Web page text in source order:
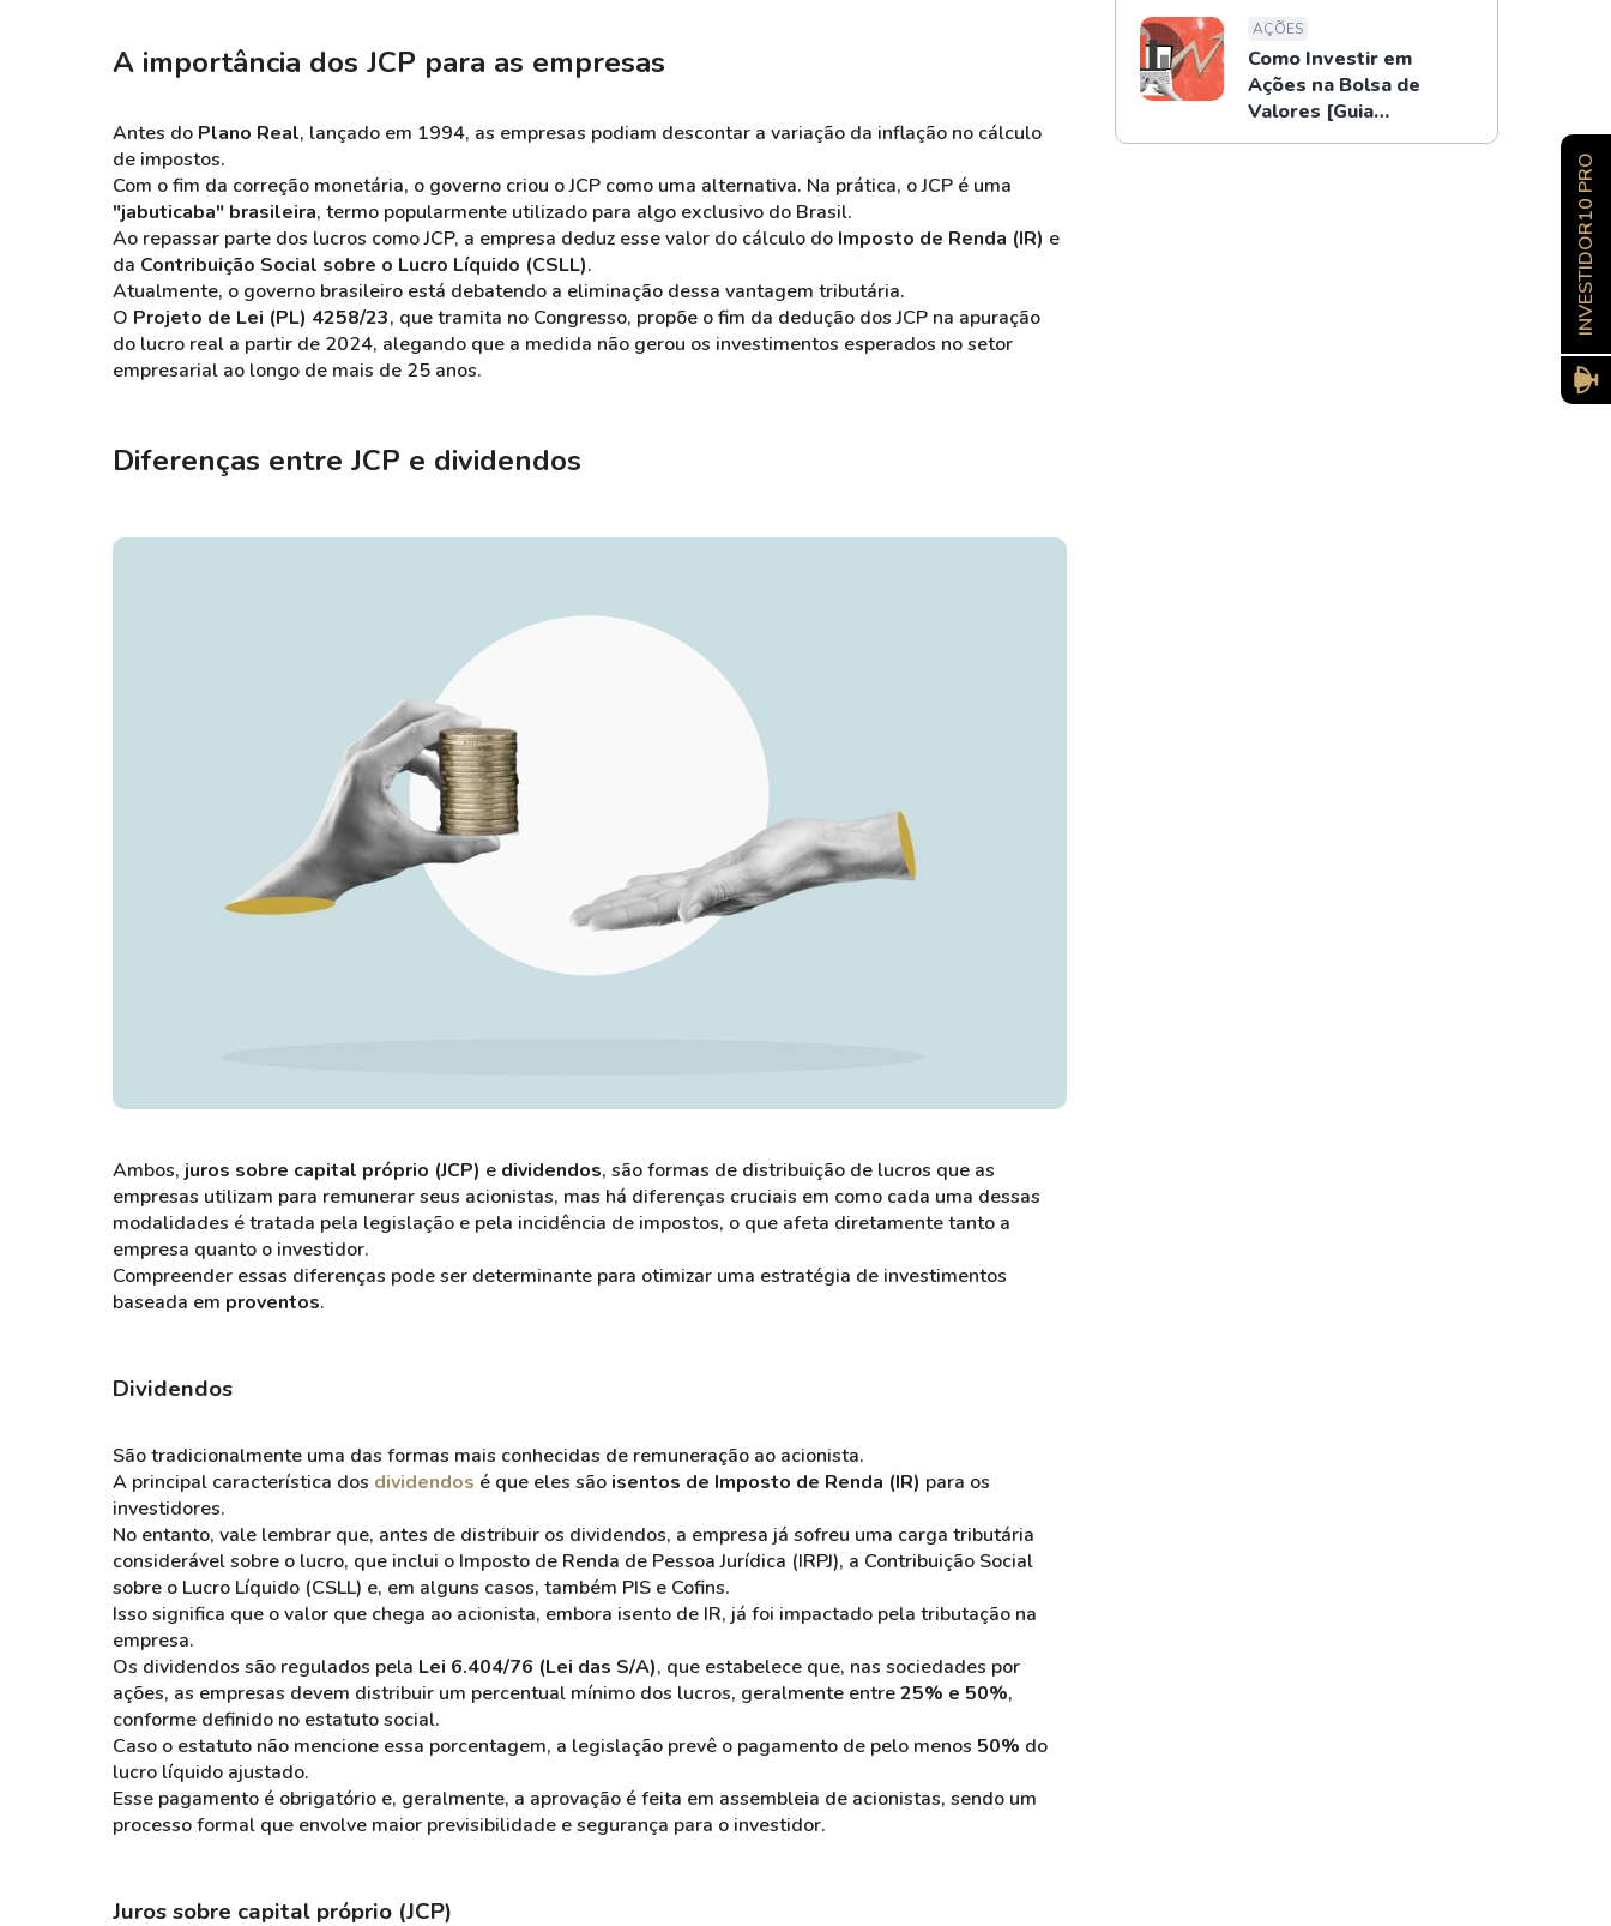
A importância dos JCP para as empresas
Antes do Plano Real, lançado em 1994, as empresas podiam descontar a variação da inflação no cálculo
de impostos.
Com o fim da correção monetária, o governo criou o JCP como uma alternativa. Na prática, o JCP é uma
"jabuticaba" brasileira, termo popularmente utilizado para algo exclusivo do Brasil.
Ao repassar parte dos lucros como JCP, a empresa deduz esse valor do cálculo do Imposto de Renda (IR) e
da Contribuição Social sobre o Lucro Líquido (CSLL).
Atualmente, o governo brasileiro está debatendo a eliminação dessa vantagem tributária.
O Projeto de Lei (PL) 4258/23, que tramita no Congresso, propõe o fim da dedução dos JCP na apuração
do lucro real a partir de 2024, alegando que a medida não gerou os investimentos esperados no setor
empresarial ao longo de mais de 25 anos.
Diferenças entre JCP e dividendos
Ambos, juros sobre capital próprio (JCP) e dividendos, são formas de distribuição de lucros que as
empresas utilizam para remunerar seus acionistas, mas há diferenças cruciais em como cada uma dessas
modalidades é tratada pela legislação e pela incidência de impostos, o que afeta diretamente tanto a
empresa quanto o investidor.
Compreender essas diferenças pode ser determinante para otimizar uma estratégia de investimentos
baseada em proventos.
Dividendos
São tradicionalmente uma das formas mais conhecidas de remuneração ao acionista.
A principal característica dos dividendos é que eles são isentos de Imposto de Renda (IR) para os
investidores.
No entanto, vale lembrar que, antes de distribuir os dividendos, a empresa já sofreu uma carga tributária
considerável sobre o lucro, que inclui o Imposto de Renda de Pessoa Jurídica (IRPJ), a Contribuição Social
sobre o Lucro Líquido (CSLL) e, em alguns casos, também PIS e Cofins.
Isso significa que o valor que chega ao acionista, embora isento de IR, já foi impactado pela tributação na
empresa.
Os dividendos são regulados pela Lei 6.404/76 (Lei das S/A), que estabelece que, nas sociedades por
ações, as empresas devem distribuir um percentual mínimo dos lucros, geralmente entre25% e 50%,
conforme definido no estatuto social.
Caso o estatuto não mencione essa porcentagem, a legislação prevê o pagamento de pelo menos 50% do
lucro líquido ajustado.
Esse pagamento é obrigatório e, geralmente, a aprovação é feita em assembleia de acionistas, sendo um
processo formal que envolve maior previsibilidade e segurança para o investidor.
Juros sobre capital próprio (JCP)
AÇÕES
Como Investir em
Ações na Bolsa de
Valores [Guia
Completo]
INVESTIDOR10 PRO